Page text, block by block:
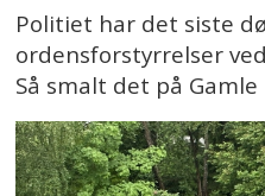
Politiet har det siste
ordensforstyrrelser
Så smalt det på Gamle